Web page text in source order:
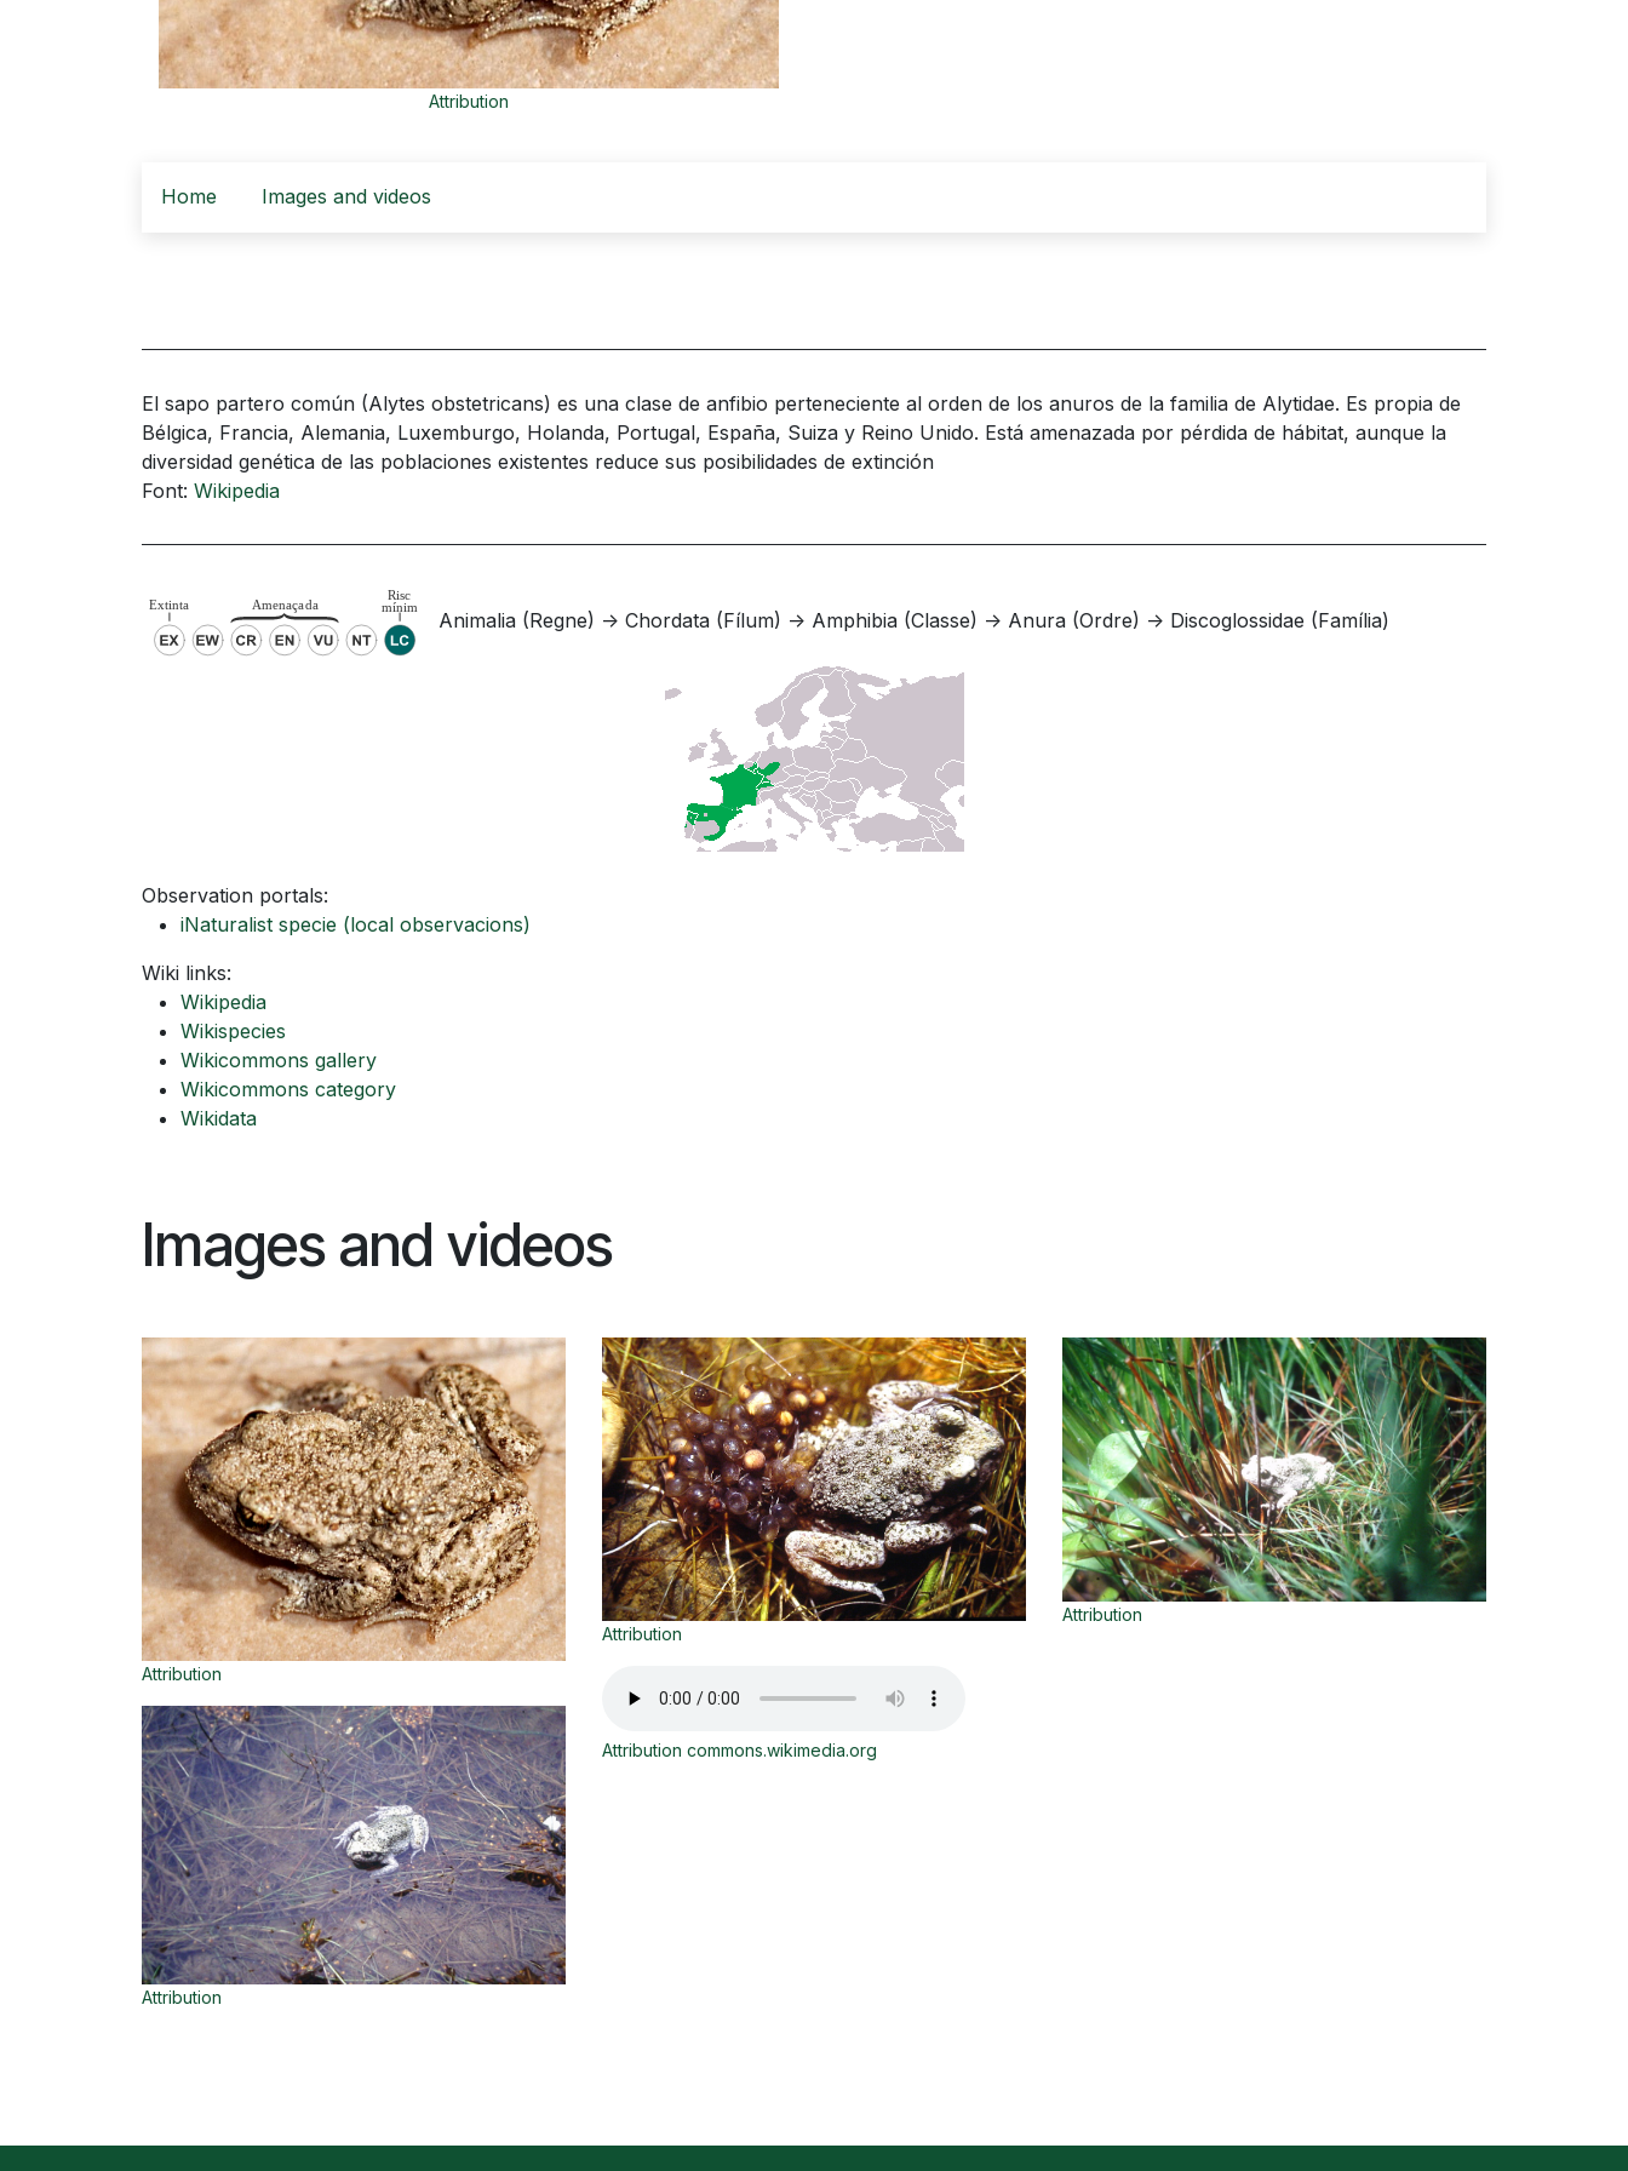
Attribution
Home Images and videos
El sapo partero común (Alytes obstetricans) es una clase de anfibio perteneciente al orden de los anuros de la familia de Alytidae. Es propia de
Bélgica, Francia, Alemania, Luxemburgo, Holanda, Portugal, España, Suiza y Reino Unido. Está amenazada por pérdida de hábitat, aunque la
diversidad genética de las poblaciones existentes reduce sus posibilidades de extinción​
Font: Wikipedia
Animalia (Regne) -> Chordata (Fílum) -> Amphibia (Classe) -> Anura (Ordre) -> Discoglossidae (Família)
Observation portals:
iNaturalist specie (local observacions)
Wiki links:
Wikipedia
Wikispecies
Wikicommons gallery
Wikicommons category
Wikidata
Images and videos
Attribution
Attribution
Attribution
Attribution commons.wikimedia.org
Attribution